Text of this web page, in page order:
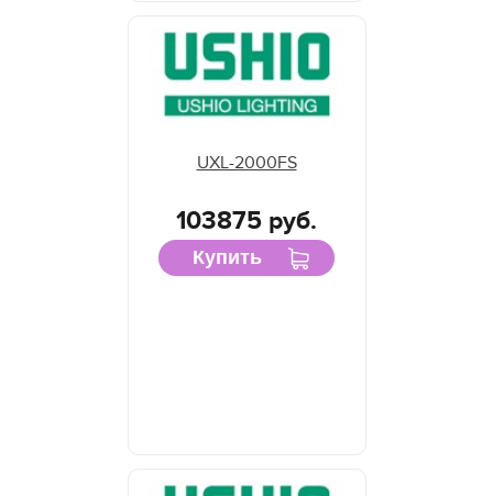
UXL-2000FS
103875 руб.
Купить